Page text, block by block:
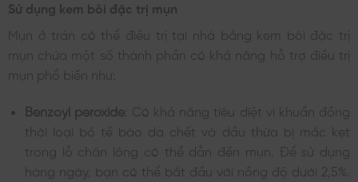
Sử dụng kem bôi đặc trị mụn
Mụn ở trán có thể điều trị tại nhà bằng kem bôi đặc trị
mụn chứa một số thành phần có khả năng hỗ trợ điều trị
mụn phổ biến như:
Benzoyl peroxide: Có khả năng tiêu diệt vi khuẩn đồng
thời loại bỏ tế bào da chết và dầu thừa bị mắc kẹt
trong lỗ chân lông có thể dẫn đến mụn. Để sử dụng
hàng ngày, bạn có thể bắt đầu với nồng độ dưới 2,5%.